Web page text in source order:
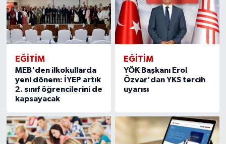
EĞITIM
MEB'den ilkokullarda
yeni dönem: İYEP artık
2. sınıf öğrencilerini de
kapsayacak
EĞITIM
YÖK Başkanı Erol
Özvar'dan YKS tercih
uyarısı